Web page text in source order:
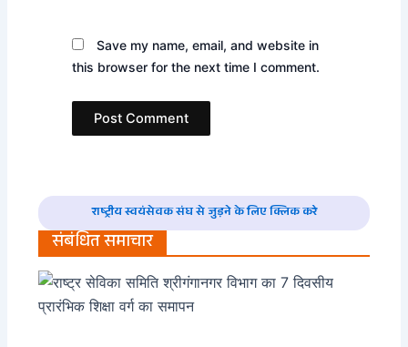
Save my name, email, and website in
this browser for the next time I comment.
राष्ट्रीय स्वयंसेवक संघ से जुड़ने के लिए क्लिक करे
संबंधित समाचार